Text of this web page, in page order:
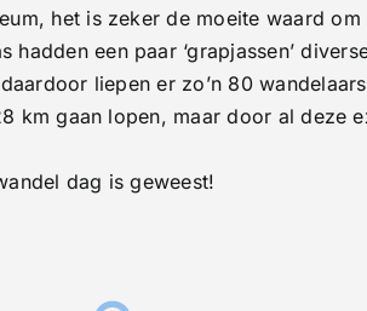
het is zeker de moeite waard
een paar ‘grapjassen’
liepen er zo’n 80
km gaan lopen, maar door al deze
dag is geweest!